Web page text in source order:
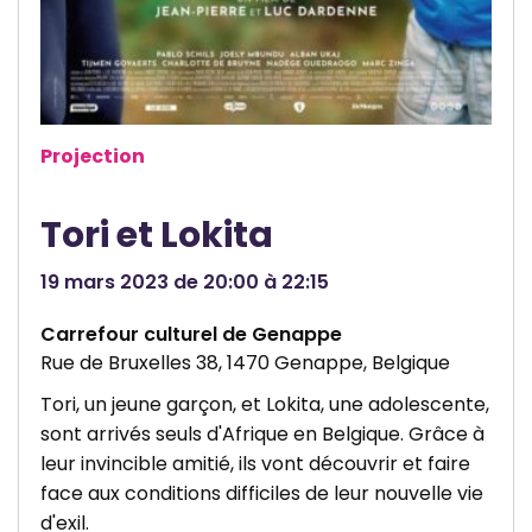
r
e
l
e
B
r
a
i
n
e
-
L
’
b
l
u
n
e
H
t
a
l
i
è
r
e
Projection
Tori et Lokita
19 mars 2023 de 20:00 à 22:15
Carrefour culturel de Genappe
Rue de Bruxelles 38, 1470 Genappe, Belgique
Tori, un jeune garçon, et Lokita, une adolescente,
sont arrivés seuls d'Afrique en Belgique. Grâce à
leur invincible amitié, ils vont découvrir et faire
face aux conditions difficiles de leur nouvelle vie
d'exil.